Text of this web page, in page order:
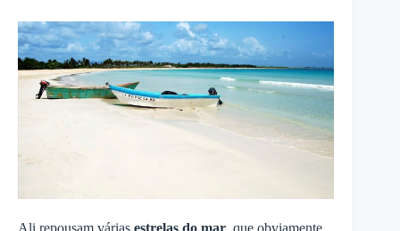
Ali repousam várias estrelas do mar, que obviamente